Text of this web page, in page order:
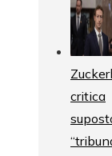
critica